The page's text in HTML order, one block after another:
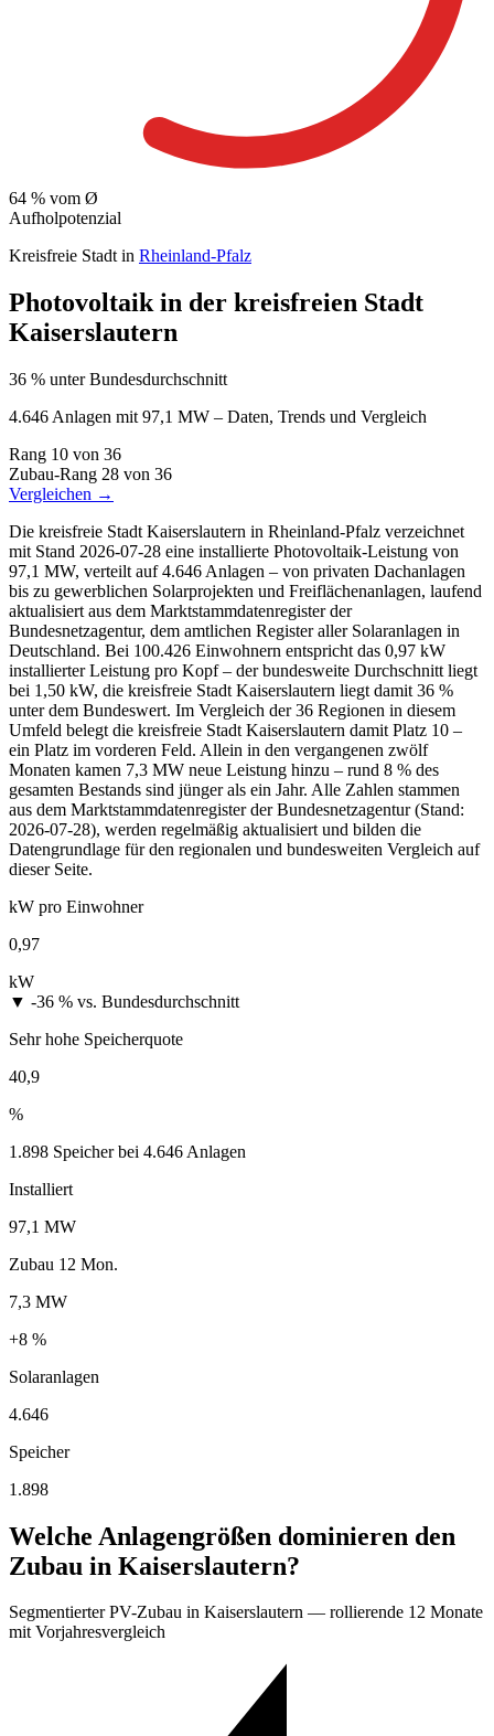
64 % vom Ø
Aufholpotenzial
Kreisfreie Stadt in Rheinland-Pfalz
Photovoltaik in der kreisfreien Stadt
Kaiserslautern
36 % unter Bundesdurchschnitt
4.646 Anlagen mit 97,1 MW – Daten, Trends und Vergleich
Rang 10 von 36
Zubau-Rang 28 von 36
Vergleichen →
Die kreisfreie Stadt Kaiserslautern in Rheinland-Pfalz verzeichnet
mit Stand 2026-07-28 eine installierte Photovoltaik-Leistung von
97,1 MW, verteilt auf 4.646 Anlagen – von privaten Dachanlagen
bis zu gewerblichen Solarprojekten und Freiflächenanlagen, laufend
aktualisiert aus dem Marktstammdatenregister der
Bundesnetzagentur, dem amtlichen Register aller Solaranlagen in
Deutschland. Bei 100.426 Einwohnern entspricht das 0,97 kW
installierter Leistung pro Kopf – der bundesweite Durchschnitt liegt
bei 1,50 kW, die kreisfreie Stadt Kaiserslautern liegt damit 36 %
unter dem Bundeswert. Im Vergleich der 36 Regionen in diesem
Umfeld belegt die kreisfreie Stadt Kaiserslautern damit Platz 10 –
ein Platz im vorderen Feld. Allein in den vergangenen zwölf
Monaten kamen 7,3 MW neue Leistung hinzu – rund 8 % des
gesamten Bestands sind jünger als ein Jahr. Alle Zahlen stammen
aus dem Marktstammdatenregister der Bundesnetzagentur (Stand:
2026-07-28), werden regelmäßig aktualisiert und bilden die
Datengrundlage für den regionalen und bundesweiten Vergleich auf
dieser Seite.
kW pro Einwohner
0,97
kW
▼ -36 % vs. Bundesdurchschnitt
Sehr hohe Speicherquote
40,9
%
1.898 Speicher bei 4.646 Anlagen
Installiert
97,1 MW
Zubau 12 Mon.
7,3 MW
+8 %
Solaranlagen
4.646
Speicher
1.898
Welche Anlagengrößen dominieren den
Zubau in Kaiserslautern?
Segmentierter PV-Zubau in Kaiserslautern — rollierende 12 Monate
mit Vorjahresvergleich